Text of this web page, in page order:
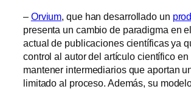
– Orvium, que han desarrollado un
presenta un cambio de paradigma en
actual de publicaciones científicas ya
control al autor del artículo científico en
mantener intermediarios que aportan
limitado al proceso. Además, su